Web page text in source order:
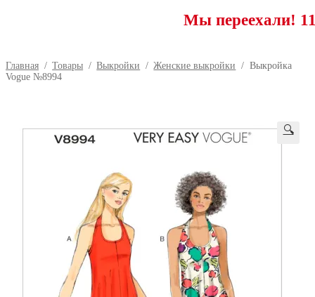
Мы переехали!
Главная / Товары / Выкройки / Женские выкройки / Выкройка
Vogue №8994
🔍